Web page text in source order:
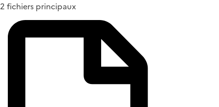
2 fichiers principaux